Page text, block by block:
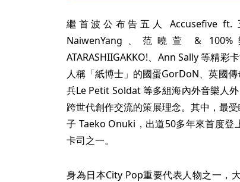
繼首波公布告五人 Accusefive ft.
NaiwenYang、范曉萱 & 100%
ATARASHIIGAKKO!、Ann Sally 等精彩
人稱「紙博士」的國蛋GorDoN、英國
兵Le Petit Soldat 等多組海內外音樂人
跨世代創作交流的策展理念。其中，最
子 Taeko Onuki，出道50多年來首度登
卡司之一。
身為日本City Pop重要代表人物之一，